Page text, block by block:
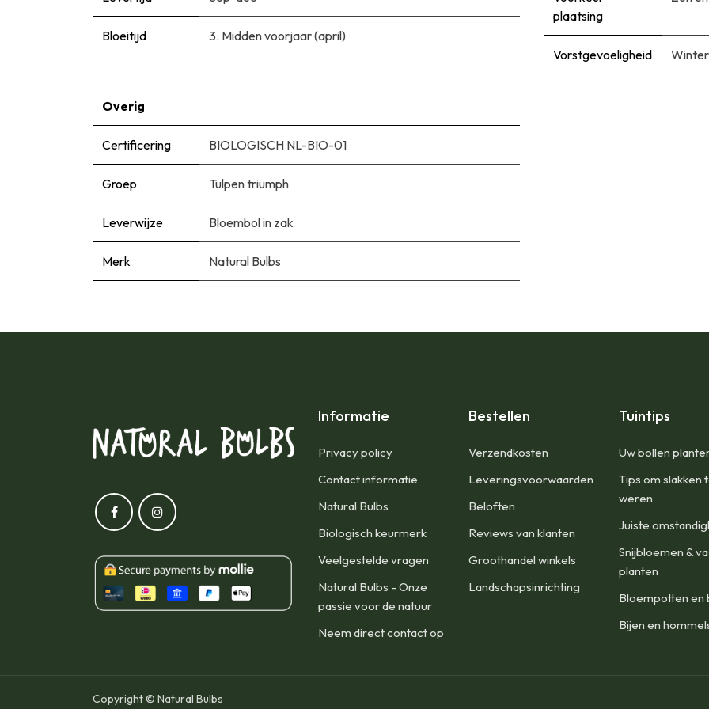
Bloeitijd 3. Midden voorjaar (april)
plaatsing
Vorstgevoeligheid
Overig
Certificering BIOLOGISCH NL-BIO-01
Groep Tulpen triumph
Leverwijze Bloembol in zak
Merk Natural Bulbs
Informatie
Privacy policy
Contact informatie
Natural Bulbs
Biologisch keurmerk
Veelgestelde vragen
Natural Bulbs - Onze
passie voor de natuur
Neem direct contact op
Bestellen
​Verzendkosten
Leveringsvoorwaarden
Beloften
Reviews van klanten
Groothandel winkels
Landschapsinrichting
Tuintips
Uw bollen
Tips om slakken
weren
Juiste
Snijbloemen &
planten
Bloempotten en
Bijen en
Copyright © Natural Bulbs